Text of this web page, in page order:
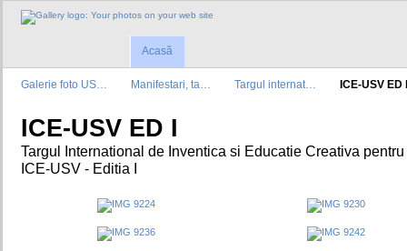
Acasă
Galerie foto US… Manifestari, ta… Targul internat… ICE-USV ED I
ICE-USV ED I
Targul International de Inventica si Educatie Creativa pentru
ICE-USV - Editia I